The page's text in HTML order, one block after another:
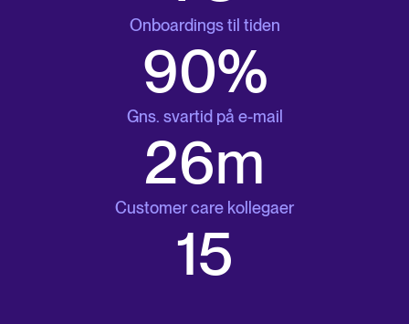
Onboardings til tiden
100%
Gns. svartid på e-mail
29m
Customer care kollegaer
17